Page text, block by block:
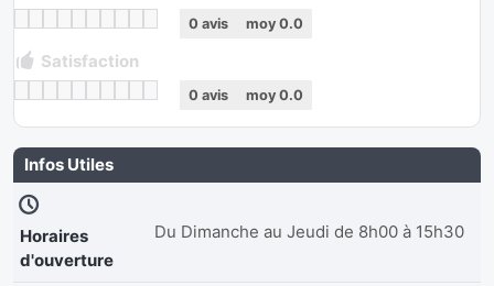
0 avis moy 0.0
Satisfaction
0 avis moy 0.0
Infos Utiles
Horaires
d'ouverture
Du Dimanche au Jeudi de 8h00 à 15h30